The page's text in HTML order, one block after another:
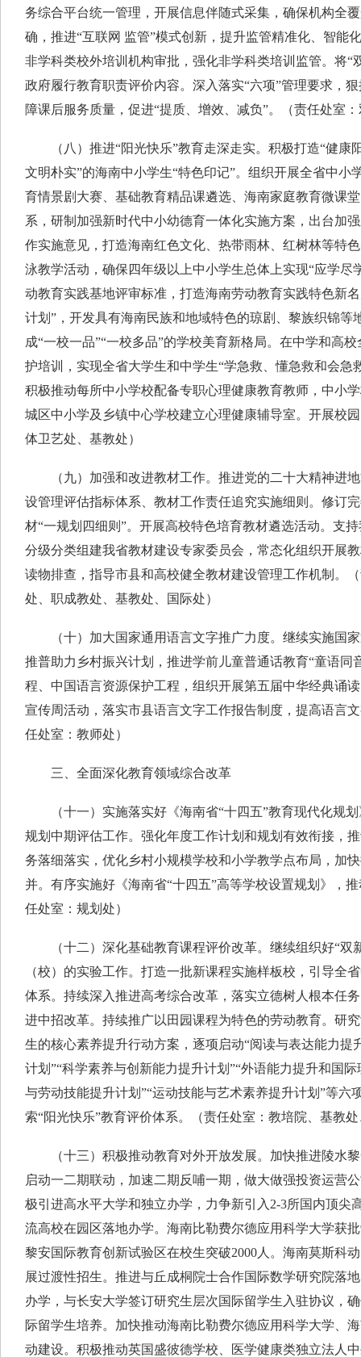
务综合平台统一管理，开展信息伴随式采集，确保机构全
确，推进“互联网 监管”模式创新，提升监管精准化、智能
非学科类校外培训机构审批，强化非学科类培训监管。将“
政府履行教育职责评价内容。深入落实“六项”管理要求，
障课后服务质量，促进“提质、增效、减负”。（责任处室
（八）推进“阳光快乐”教育走深走实。积极打造“健康
文明朴实”的海南中小学生“特色印记”。组织开展全省中小
育情景剧大赛、基础教育精品课遴选、海南家庭教育微课
系，研制加强新时代中小幼德育一体化实施方案，出台加
作实施意见，打造海南红色文化、热带雨林、红树林等特
泳教学活动，确保四年级以上中小学生总体上实现“应学尽
动教育实践基地评审标准，打造海南劳动教育实践特色新
计划”，开发具有海南民族和地域特色的琼剧、黎族织锦等
成“一校一品”“一校多品”的学校美育新格局。在中学和高
护培训，实现全省大学生和中学生“学急救、懂急救和会急
积极推动每所中小学校配备专职心理健康教育教师，中小
城区中小学及乡镇中心学校建立心理健康辅导室。开展校
体卫艺处、基教处）
（九）加强和改进教材工作。推进党的二十大精神进地
设管理评估指标体系、教材工作责任追究实施细则。修订
材“一规划四细则”。开展高校特色培育教材遴选活动。支
分级分类组建我省教材建设专家委员会，常态化组织开展
读物排查，指导市县和高校健全教材建设管理工作机制。
处、职成教处、基教处、国际处）
（十）加大国家通用语言文字推广力度。继续实施国家
推普助力乡村振兴计划，推进学前儿童普通话教育“童语同
程、中国语言资源保护工程，组织开展第五届中华经典诵
宣传周活动，落实市县语言文字工作报告制度，提高语言
任处室：教师处）
三、全面深化教育领域综合改革
（十一）实施落实好《海南省“十四五”教育现代化规划
规划中期评估工作。强化年度工作计划和规划有效衔接，
务落细落实，优化乡村小规模学校和小学教学点布局，加
并。有序实施好《海南省“十四五”高等学校设置规划》，
任处室：规划处）
（十二）深化基础教育课程评价改革。继续组织好“双
（校）的实验工作。打造一批新课程实施样板校，引导全
体系。持续深入推进高考综合改革，落实立德树人根本任
进中招改革。持续推广以田园课程为特色的劳动教育。研
生的核心素养提升行动方案，逐项启动“阅读与表达能力提
计划”“科学素养与创新能力提升计划”“外语能力提升和国
与劳动技能提升计划”“运动技能与艺术素养提升计划”等六
索“阳光快乐”教育评价体系。（责任处室：教培院、基教
（十三）积极推动教育对外开放发展。加快推进陵水黎
启动一二期联动，加速二期反哺一期，做大做强投资运营
极引进高水平大学和独立办学，力争新引入2-3所国内顶尖
流高校在园区落地办学。海南比勒费尔德应用科学大学获
黎安国际教育创新试验区在校生突破2000人。海南莫斯科
展过渡性招生。推进与丘成桐院士合作国际数学研究院落
办学，与长安大学签订研究生层次国际留学生入驻协议，
际留学生培养。加快推动海南比勒费尔德应用科学大学、
动建设。积极推动英国盛彼德学校、医学健康类独立法人